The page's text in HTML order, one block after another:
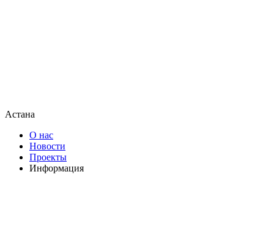
Астана
О нас
Новости
Проекты
Информация